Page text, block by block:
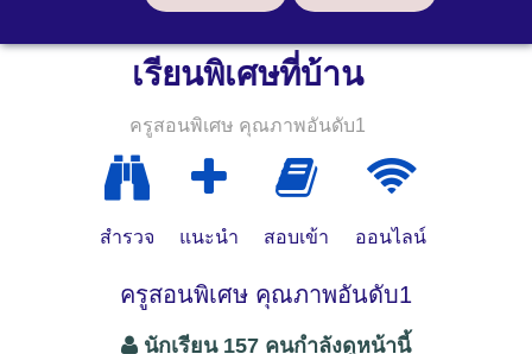
เรียนพิเศษที่บ้าน
ครูสอนพิเศษ คุณภาพอันดับ1
สำรวจ แนะนำ สอบเข้า ออนไลน์
ครูสอนพิเศษ คุณภาพอันดับ1
นักเรียน 157 คนกำลังดูหน้านี้